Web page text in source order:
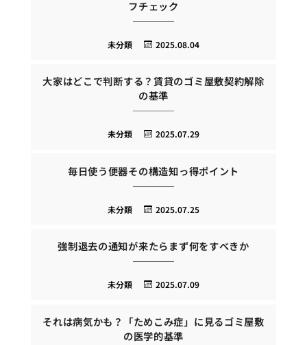
フチェック
2025.08.04
未分類
大家はどこで判断する？賃貸のゴミ屋敷契約解除
の基準
2025.07.29
未分類
毎日使う便器その構造知っ得ポイント
2025.07.25
未分類
強制退去の通知が来たらまず何をすべきか
2025.07.09
未分類
それは病気かも？「ためこみ症」に見るゴミ屋敷
の医学的基準